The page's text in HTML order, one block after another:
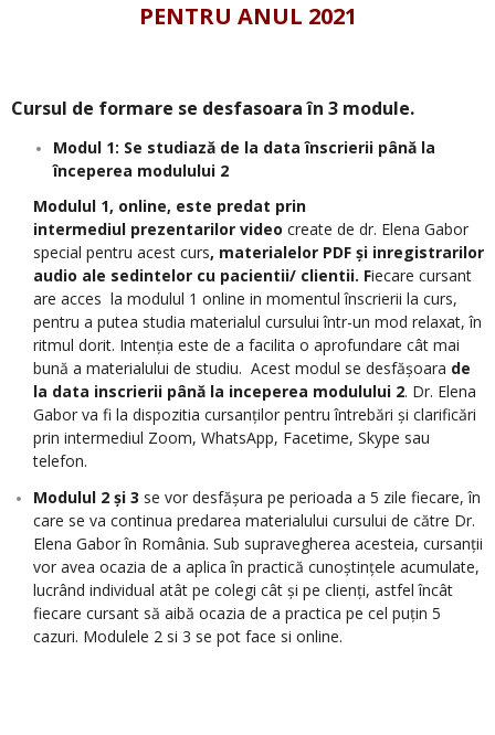
PENTRU ANUL 2021
Cursul de formare se desfasoara în 3 module.
Modul 1: Se studiază de la data înscrierii până la
începerea modulului 2
Modulul 1, online, este predat prin
intermediul prezentarilor video create de dr. Elena Gabor
special pentru acest curs, materialelor PDF și inregistrarilor
audio ale sedintelor cu pacientii/ clientii. Fiecare cursant
are acces la modulul 1 online in momentul înscrierii la curs,
pentru a putea studia materialul cursului într-un mod relaxat, în
ritmul dorit. Intenția este de a facilita o aprofundare cât mai
bună a materialului de studiu. Acest modul se desfășoara de
la data inscrierii până la inceperea modulului 2. Dr. Elena
Gabor va fi la dispozitia cursanților pentru întrebări și clarificări
prin intermediul Zoom, WhatsApp, Facetime, Skype sau
telefon.
Modulul 2 și 3 se vor desfășura pe perioada a 5 zile fiecare, în
care se va continua predarea materialului cursului de către Dr.
Elena Gabor în România. Sub supravegherea acesteia, cursanții
vor avea ocazia de a aplica în practică cunoștințele acumulate,
lucrând individual atât pe colegi cât și pe clienți, astfel încât
fiecare cursant să aibă ocazia de a practica pe cel puțin 5
cazuri. Modulele 2 si 3 se pot face si online.